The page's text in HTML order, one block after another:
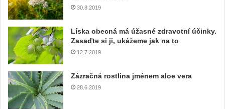
30.8.2019
Líska obecná má úžasné zdravotní účinky.
Zasaďte si ji, ukážeme jak na to
12.7.2019
Zázračná rostlina jménem aloe vera
28.6.2019